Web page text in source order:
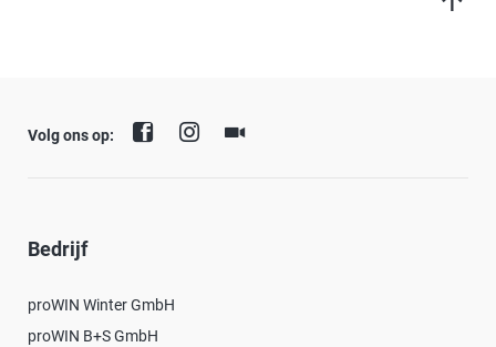
Volg ons op:
Bedrijf
proWIN Winter GmbH
proWIN B+S GmbH